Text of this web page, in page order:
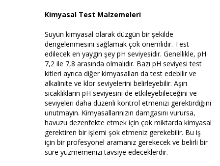
Kimyasal Test Malzemeleri
Suyun kimyasal olarak düzgün bir şekilde
dengelenmesini sağlamak çok önemlidir. Test
edilecek en yaygın şey pH seviyesidir. Genellikle, pH
7,2 ile 7,8 arasında olmalıdır. Bazı pH seviyesi test
kitleri ayrıca diğer kimyasalları da test edebilir ve
alkalinite ve klor seviyelerini belirleyebilir. Aşırı
sıcaklıkların pH seviyesini de etkileyebileceğini ve
seviyeleri daha düzenli kontrol etmenizi gerektirdiğini
unutmayın. Kimyasallarınızın damgasını vurursa,
havuzu dezenfekte etmek için çok miktarda kimyasal
gerektiren bir işlemi şok etmeniz gerekebilir. Bu iş
için bir profesyonel aramanız gerekecek ve belirli bir
süre yüzmemenizi tavsiye edeceklerdir.